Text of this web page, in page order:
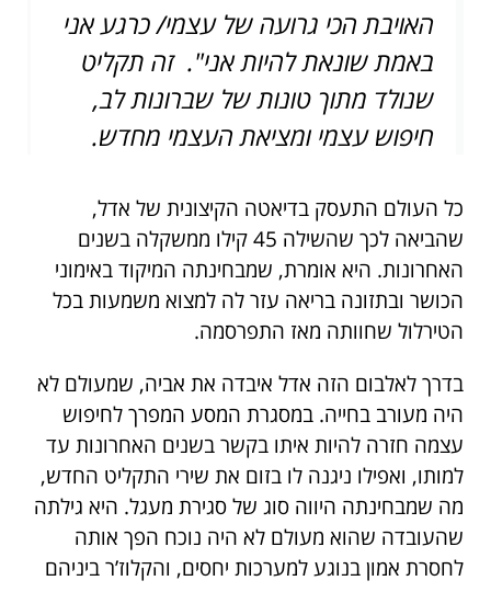
האויבת הכי גרועה של עצמי/ כרגע אני
באמת שונאת להיות אני". זה תקליט
שנולד מתוך טונות של שברונות לב,
חיפוש עצמי ומציאת העצמי מחדש.
כל העולם התעסק בדיאטה הקיצונית של אדל,
שהביאה לכך שהשילה 45 קילו ממשקלה בשנים
האחרונות. היא אומרת, שמבחינתה המיקוד באימוני
הכושר ובתזונה בריאה עזר לה למצוא משמעות בכל
הטירלול שחוותה מאז התפרסמה.
בדרך לאלבום הזה אדל איבדה את אביה, שמעולם לא
היה מעורב בחייה. במסגרת המסע המפרך לחיפוש
עצמה חזרה להיות איתו בקשר בשנים האחרונות עד
למותו, ואפילו ניגנה לו בזום את שירי התקליט החדש,
מה שמבחינתה היווה סוג של סגירת מעגל. היא גילתה
שהעובדה שהוא מעולם לא היה נוכח הפך אותה
לחסרת אמון בנוגע למערכות יחסים, והקלוז’ר ביניהם